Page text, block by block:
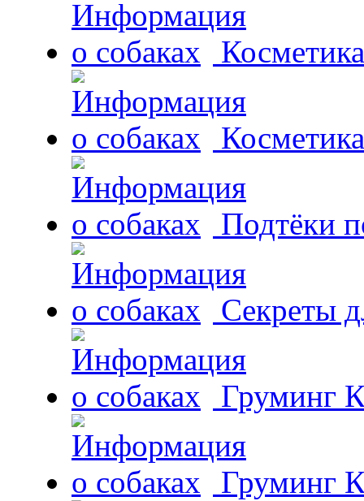
Подтёки
Секреты
Груминг
Груминг